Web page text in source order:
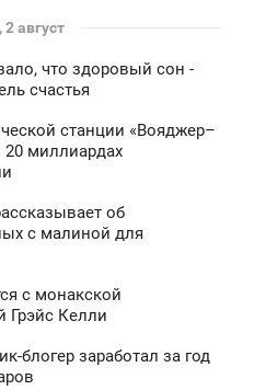
август
что здоровый сон -
счастья
станции «Вояджер–
миллиардах
об
с малиной для
с монакской
Грэйс Келли
блогер заработал за год